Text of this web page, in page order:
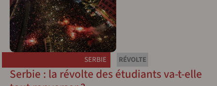
SERBIE RÉVOLTE
Serbie : la révolte des étudiants va-t-elle